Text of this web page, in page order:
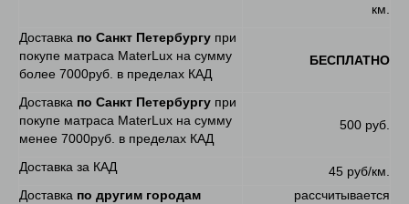
км.
Доставка по Санкт Петербургу при
покупе матраса MaterLux на сумму
более 7000руб. в пределах КАД
БЕСПЛАТНО
Доставка по Санкт Петербургу при
покупе матраса MaterLux на сумму
менее 7000руб. в пределах КАД
500 руб.
Доставка за КАД
45 руб/км.
Доставка по другим городам
рассчитывается